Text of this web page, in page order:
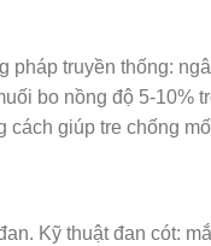
truyền thống:
bo nồng độ 5-10%
giúp tre chống
Kỹ thuật đan cót: